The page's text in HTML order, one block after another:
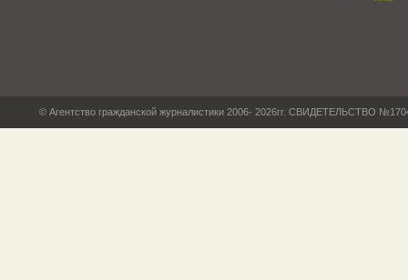
© Агентство гражданской журналистики 2006- 2026гг. СВИДЕТЕЛЬСТВО